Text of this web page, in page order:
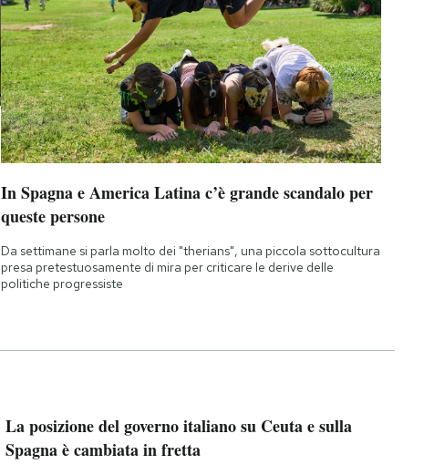
In Spagna e America Latina c’è grande scandalo per
queste persone
Da settimane si parla molto dei "therians", una piccola sottocultura
presa pretestuosamente di mira per criticare le derive delle
politiche progressiste
La posizione del governo italiano su Ceuta e sulla
Spagna è cambiata in fretta